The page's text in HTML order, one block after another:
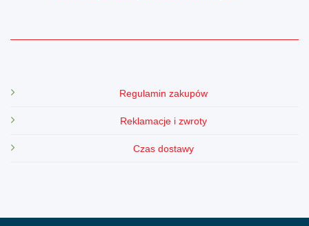
Regulamin zakupów
Reklamacje i zwroty
Czas dostawy